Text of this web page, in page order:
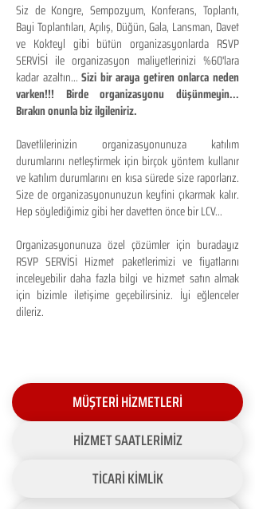
Siz de Kongre, Sempozyum, Konferans, Toplantı,
Bayi Toplantıları, Açılış, Düğün, Gala, Lansman, Davet
ve Kokteyl gibi bütün organizasyonlarda RSVP
SERVİSİ ile organizasyon maliyetlerinizi %60'lara
kadar azaltın...Sizi bir araya getiren onlarca neden
varken!!! Birde organizasyonu düşünmeyin...
Bırakın onunla biz ilgileniriz.
Davetlilerinizin organizasyonunuza katılım
durumlarını netleştirmek için birçok yöntem kullanır
ve katılım durumlarını en kısa sürede size raporlarız.
Size de organizasyonunuzun keyfini çıkarmak kalır.
Hep söylediğimiz gibi her davetten önce bir LCV...
Organizasyonunuza özel çözümler için buradayız
RSVP SERVİSİ Hizmet paketlerimizi ve fiyatlarını
inceleyebilir daha fazla bilgi ve hizmet satın almak
için bizimle iletişime geçebilirsiniz. İyi eğlenceler
dileriz.
MÜŞTERİ HİZMETLERİ
HİZMET SAATLERİMİZ
TİCARİ KİMLİK